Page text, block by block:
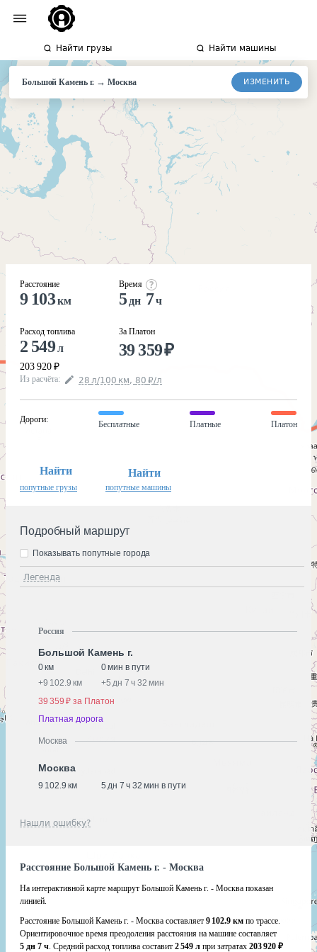
Найти грузы Найти машины
Большой Камень г. →Москва ИЗМЕНИТЬ
Расстояние
9 103км
Расход топлива
2 549л
203 920 ₽
Время
5 дн 7ч
За Платон
39 359₽
Из расчёта: 28 л/100 км, 80 ₽/л
Дороги:
Бесплатные Платные Платон
Найти
попутные грузы
Найти
попутные машины
Подробный маршрут
Легенда
Показывать попутные города
Россия
Большой Камень г.
0 км
0 мин в пути
+9 102.9 км +5 дн 7 ч 32 мин
39 359 ₽ за Платон
Платная дорога
Москва
Москва
9 102.9 км 5 дн 7 ч 32 мин в пути
Нашли ошибку?
Расстояние Большой Камень г. - Москва
На интерактивной карте маршрут Большой Камень г. - Москва показан
линией.
Расстояние Большой Камень г. - Москва составляет 9 102.9 км по трассе.
Ориентировочное время преодоления расстояния на машине составляет
5 дн 7 ч. Средний расход топлива составит 2 549 л при затратах 203 920 ₽